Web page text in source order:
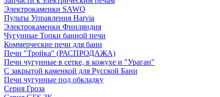
Электрокаменки SAWO
Пульты Управления Harvia
Электрокаменки Финляндия
Чугунные Топки банной печи
Коммерческие печи для бани
Печи "Тройка" (РАСПРОДАЖА)
Печи чугунные в сетке, в кожухе и "Ураган"
С закрытой каменкой для Русской Бани
Печи чугунные под обкладку
Серия Гроза